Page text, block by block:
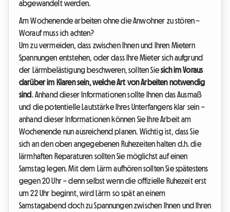
abgewandelt werden.
Am Wochenende arbeiten ohne die Anwohner zu stören –
Worauf muss ich achten?
Um zu vermeiden, dass zwischen Ihnen und Ihren Mietern
Spannungen entstehen, oder dass Ihre Mieter sich aufgrund
der Lärmbelästigung beschweren, sollten Siesich im Voraus
darüber im Klaren sein, welche Art von Arbeiten notwendig
sind . Anhand dieser Informationen sollte Ihnen das Ausmaß
und die potentielle Lautstärke Ihres Unterfangens klar sein –
anhand dieser Informationen können Sie Ihre Arbeit am
Wochenende nun ausreichend planen. Wichtig ist, dass Sie
sich an den oben angegebenen Ruhezeiten halten d.h. die
lärmhaften Reparaturen sollten Sie möglichst auf einen
Samstag legen. Mit dem Lärm aufhören sollten Sie spätestens
gegen 20 Uhr – denn selbst wenn die offizielle Ruhezeit erst
um 22 Uhr beginnt, wird Lärm so spät an einem
Samstagabend doch zu Spannungen zwischen Ihnen und Ihren